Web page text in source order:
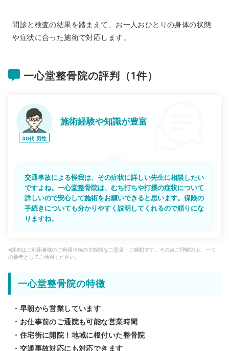
問診と検査の結果を踏まえて、お一人おひとりの身体の状態
や症状に合った施術で対応します。
一心堂整骨院の評判（1件）
30代 男性
施術経験や知識が豊富
交通事故による怪我は、その症状に詳しい先生に相談したい
ですよね。一心堂整骨院は、むち打ちや打撲の症状について
詳しいので安心して施術をお願いできると思います。保険の
手続きについても分かりやすく説明してくれるので頼りにな
りますね。
※評判はご利用者様のご利用当時の主観的なご意見・ご感想です。その点ご理解の上、一つ
の参考としてご活用ください。
一心堂整骨院の特徴
・早朝から営業しています
・お仕事前のご通院も可能な営業時間
・住宅街に開院！地域に根付いた整骨院
・交通事故対応にも対応できます